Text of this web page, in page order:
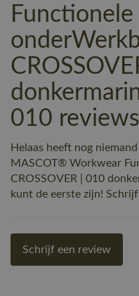
Functionele
010 reviews
Helaas heeft nog
MASCOT® Workwear
CROSSOVER | 010
kunt de eerste zijn!
Schrijf een review